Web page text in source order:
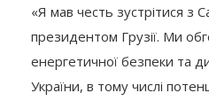
«Я мав честь зустрітися з
президентом Грузії. Ми
енергетичної безпеки та
України, в тому числі